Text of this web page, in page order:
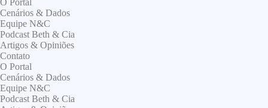
O Portal
Cenários & Dados
Equipe N&C
Podcast Beth & Cia
Artigos & Opiniões
Contato
O Portal
Cenários & Dados
Equipe N&C
Podcast Beth & Cia